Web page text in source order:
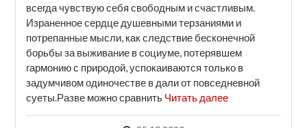
всегда чувствую себя свободным и счастливым.
Израненное сердце душевными терзаниями и
потрепанные мысли, как следствие бесконечной
борьбы за выживание в социуме, потерявшем
гармонию с природой, успокаиваются только в
задумчивом одиночестве в дали от повседневной
суеты.Разве можно сравнить Читать далее